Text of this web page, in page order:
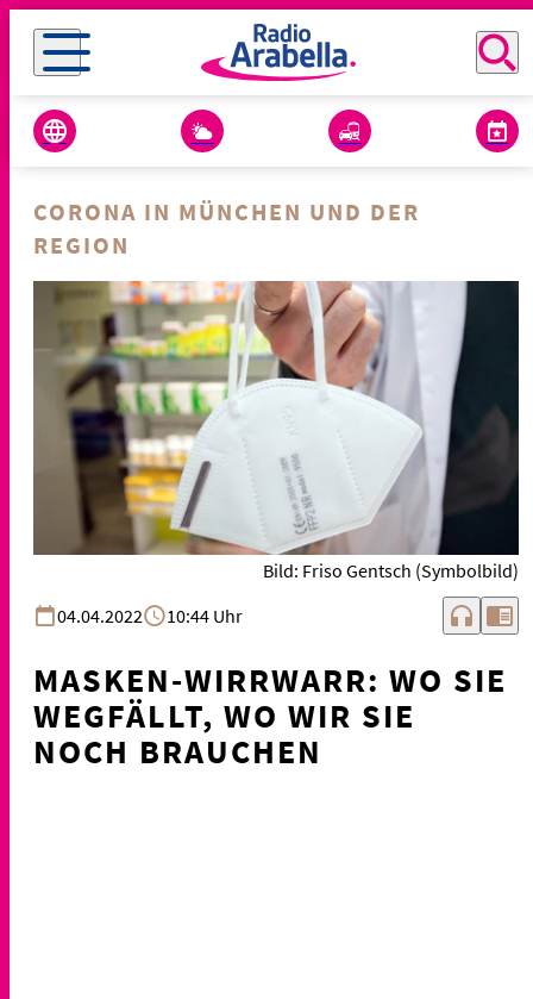
CORONA IN MÜNCHEN UND DER
REGION
Bild: Friso Gentsch (Symbolbild)
04.04.2022
10:44 Uhr headphones chrome_reader_mode
MASKEN-WIRRWARR: WO SIE
WEGFÄLLT, WO WIR SIE
NOCH BRAUCHEN